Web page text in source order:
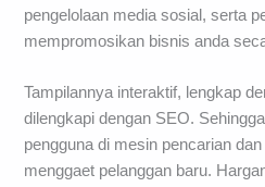
pengelolaan media sosial, serta
mempromosikan bisnis anda
Tampilannya interaktif, lengkap
dilengkapi dengan SEO.
pengguna di mesin pencarian
menggaet pelanggan baru.